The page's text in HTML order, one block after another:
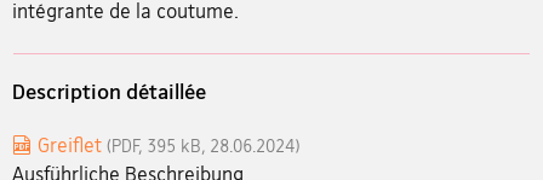
intégrante de la coutume.
Description détaillée
Greiflet (PDF, 395 kB, 28.06.2024)
Ausführliche Beschreibung